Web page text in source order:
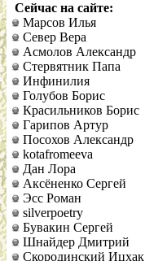
Сейчас на сайте:
Марсов Илья
Север Вера
Асмолов Александр
Стервятник Папа
Инфинилия
Голубов Борис
Красильников Борис
Гарипов Артур
Посохов Александр
kotafromeeva
Дан Лора
Аксёненко Сергей
Эсс Роман
silverpoetry
Бувакин Сергей
Шнайдер Дмитрий
Скородинский Ицхак